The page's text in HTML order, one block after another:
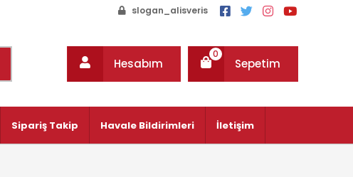
slogan_alisveris
Hesabım Sepetim
0
Sipariş Takip Havale Bildirimleri İletişim